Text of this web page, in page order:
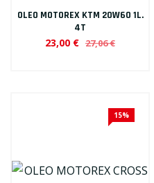
OLEO MOTOREX KTM 20W60 1L.
4T
23,00 € 27,06 €
15%